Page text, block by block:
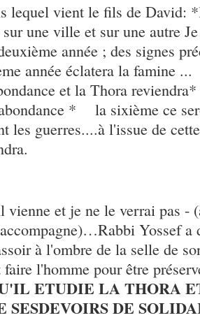
lequel vient le fils de David:
une ville et sur une autre
année ; des signes
année éclatera la famine
et la Thora
abondance * la sixième ce
les guerres....à l'issue de
et je ne le verrai pas -
Yossef
à l'ombre de la selle de
l'homme pour être
ETUDIE LA THORA
SESDEVOIRS DE